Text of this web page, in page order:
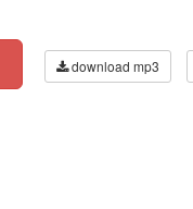
download mp3